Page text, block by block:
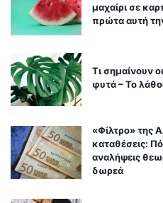
μαχαίρι σε
πρώτα αυτή
Τι σημαίνουν
φυτά – Το
«Φίλτρο» της
καταθέσεις:
αναλήψεις
δωρεά